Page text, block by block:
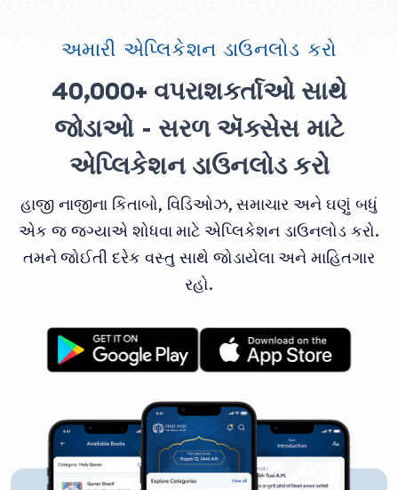
અમારી એપ્લિકેશન ડાઉનલોડ કરો
40,000+ વપરાશકર્તાઓ સાથે
જોડાઓ - સરળ ઍક્સેસ માટે
એપ્લિકેશન ડાઉનલોડ કરો
હાજી નાજીના કિતાબો, વિડિઓઝ, સમાચાર અને ઘણું બધું
એક જ જગ્યાએ શોધવા માટે એપ્લિકેશન ડાઉનલોડ કરો.
તમને જોઈતી દરેક વસ્તુ સાથે જોડાયેલા અને માહિતગાર
રહો.